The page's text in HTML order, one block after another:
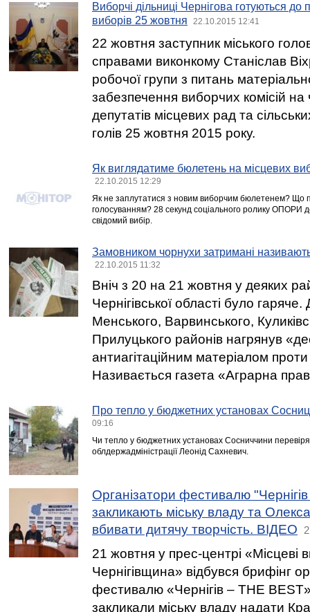
Виборчі дільниці Чернігова готуються
виборів 25 жовтня
22.10.2015 12:41
22 жовтня заступник міського
справами виконкому Станіслав
робочої групи з питань
забезпечення виборчих комісій
депутатів місцевих рад та
голів 25 жовтня 2015 року.
Як виглядатиме бюлетень на місцевих
22.10.2015 12:29
Як не заплутатися з новим виборчим бюлетенем? Що
голосуванням? 28 секунд соціального ролику ОПОРИ
свідомий вибір.
Замовником чорнухи затримані
22.10.2015 11:32
Вніч з 20 на 21 жовтня у деяких
Чернігівської області було
Менського, Варвинського,
Прилуцького районів нагрянув
антиагітаційним матеріалом проти
Називається газета «Аграрна
Про тепло у бюджетних установах
09:16
Чи тепло у бюджетних установах Сосниччини
облдержадміністрації Леонід Сахневич.
Організатори фестивалю
закликають міську владу та
вбивати дитячу творчість. ВІДЕО
21 жовтня у прес-центрі «Місцеві
Чернігівщина» відбувся брифінг
фестивалю «Чернігів – THE
закликали міську владу надати